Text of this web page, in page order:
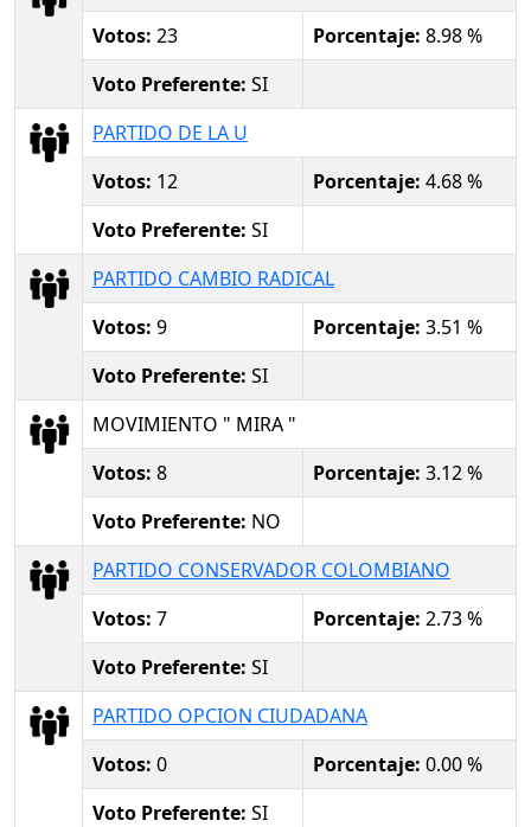
Votos: 23 Porcentaje: 8.98 %
Voto Preferente: SI
PARTIDO DE LA U
Votos: 12 Porcentaje: 4.68 %
Voto Preferente: SI
PARTIDO CAMBIO RADICAL
Votos: 9 Porcentaje: 3.51 %
Voto Preferente: SI
MOVIMIENTO " MIRA "
Votos: 8 Porcentaje: 3.12 %
Voto Preferente: NO
PARTIDO CONSERVADOR COLOMBIANO
Votos: 7 Porcentaje: 2.73 %
Voto Preferente: SI
PARTIDO OPCION CIUDADANA
Votos: 0 Porcentaje: 0.00 %
Voto Preferente: SI